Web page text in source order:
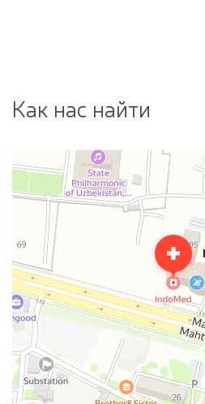
Как нас найти